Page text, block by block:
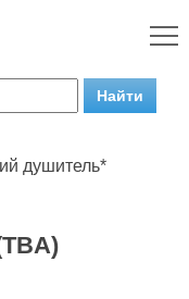
душитель*